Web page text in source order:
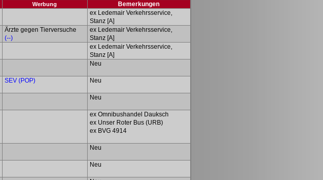
Werbung
Bemerkungen
ex Ledemair Verkehrsservice,
Stanz [A]
Ärzte gegen Tierversuche
(--)
ex Ledemair Verkehrsservice,
Stanz [A]
ex Ledemair Verkehrsservice,
Stanz [A]
Neu
SEV (POP) Neu
Neu
ex Omnibushandel Dauksch
ex Unser Roter Bus (URB)
ex BVG 4914
Neu
Neu